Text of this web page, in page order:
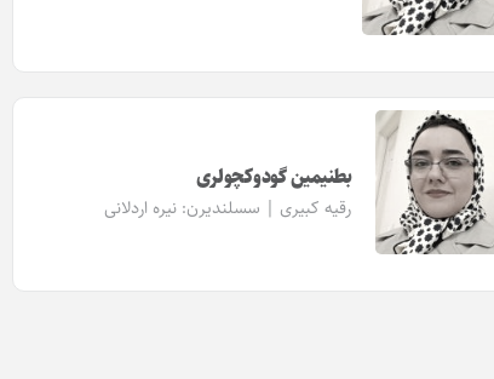
بطنیمین گودوکچولری
رقیه کبیری | سسلندیرن: نیره اردلانی